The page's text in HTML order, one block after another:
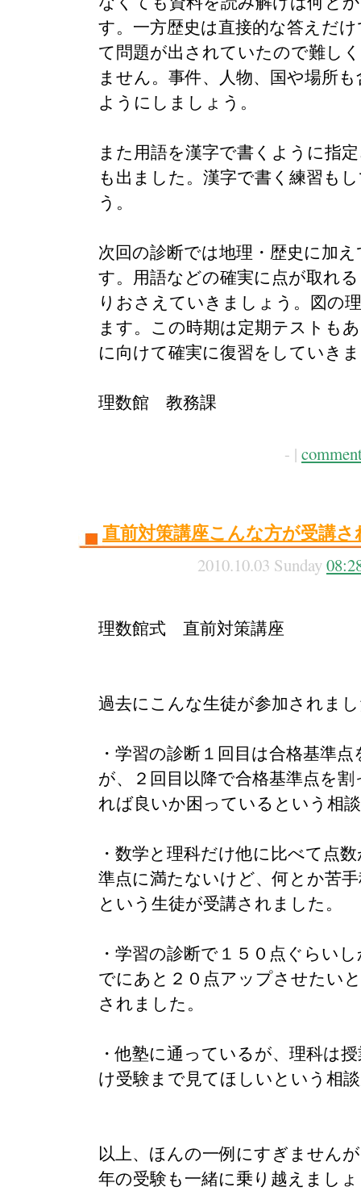
す。一方歴史は直接的な答えだ
て問題が出されていたので難し
ません。事件、人物、国や場所
ようにしましょう。
また用語を漢字で書くように指
も出ました。漢字で書く練習も
う。
次回の診断では地理・歴史に加
す。用語などの確実に点が取れ
りおさえていきましょう。図の
ます。この時期は定期テストも
に向けて確実に復習をしていき
理数館 教務課
- |
直前対策講座こんな方が受講
2010.10.03 Sunday
理数館式 直前対策講座
過去にこんな生徒が参加されま
・学習の診断１回目は合格基準
が、２回目以降で合格基準点を
れば良いか困っているという相
・数学と理科だけ他に比べて点
準点に満たないけど、何とか苦
という生徒が受講されました。
・学習の診断で１５０点ぐらい
でにあと２０点アップさせたい
されました。
・他塾に通っているが、理科は
け受験まで見てほしいという相
以上、ほんの一例にすぎません
年の受験も一緒に乗り越えまし